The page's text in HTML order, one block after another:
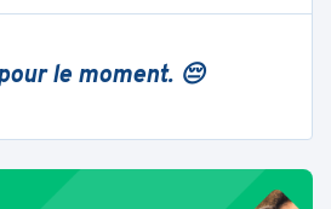
le moment. 😔